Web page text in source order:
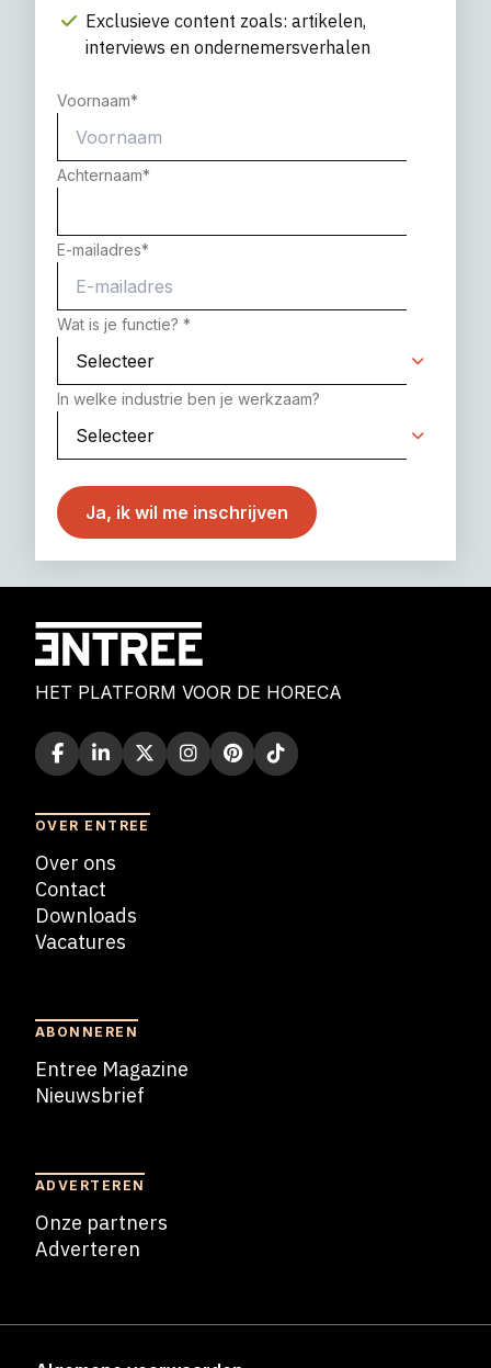
Exclusieve content zoals: artikelen,
interviews en ondernemersverhalen
Voornaam*
Achternaam*
E-mailadres*
Wat is je functie? *
In welke industrie ben je werkzaam?
HET PLATFORM VOOR DE HORECA
OVER ENTREE
Over ons
Contact
Downloads
Vacatures
ABONNEREN
Entree Magazine
Nieuwsbrief
ADVERTEREN
Onze partners
Adverteren